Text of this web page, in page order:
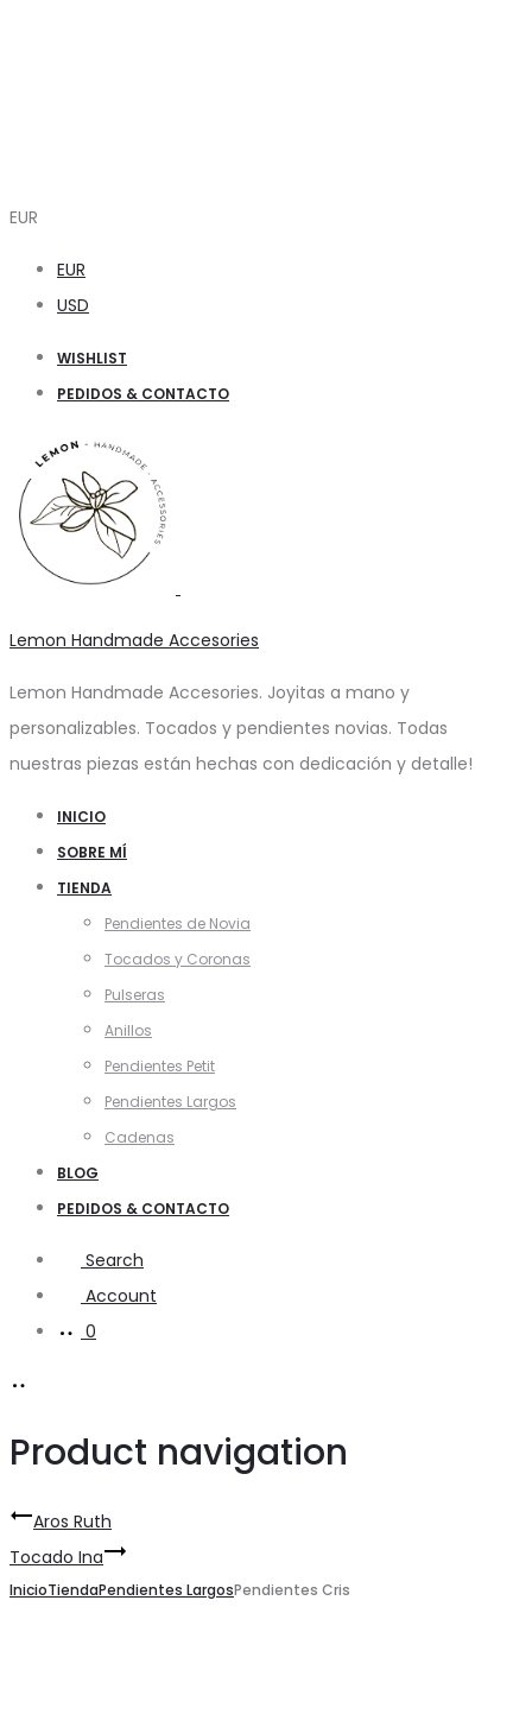
EUR
EUR
USD
WISHLIST
PEDIDOS & CONTACTO
Lemon Handmade Accesories
Lemon Handmade Accesories. Joyitas a mano y
personalizables. Tocados y pendientes novias. Todas
nuestras piezas están hechas con dedicación y detalle!
INICIO
SOBRE MÍ
TIENDA
Pendientes de Novia
Tocados y Coronas
Pulseras
Anillos
Pendientes Petit
Pendientes Largos
Cadenas
BLOG
PEDIDOS & CONTACTO
Search
Account
0
Product navigation
Aros Ruth
Tocado Ina
InicioTiendaPendientes LargosPendientes Cris